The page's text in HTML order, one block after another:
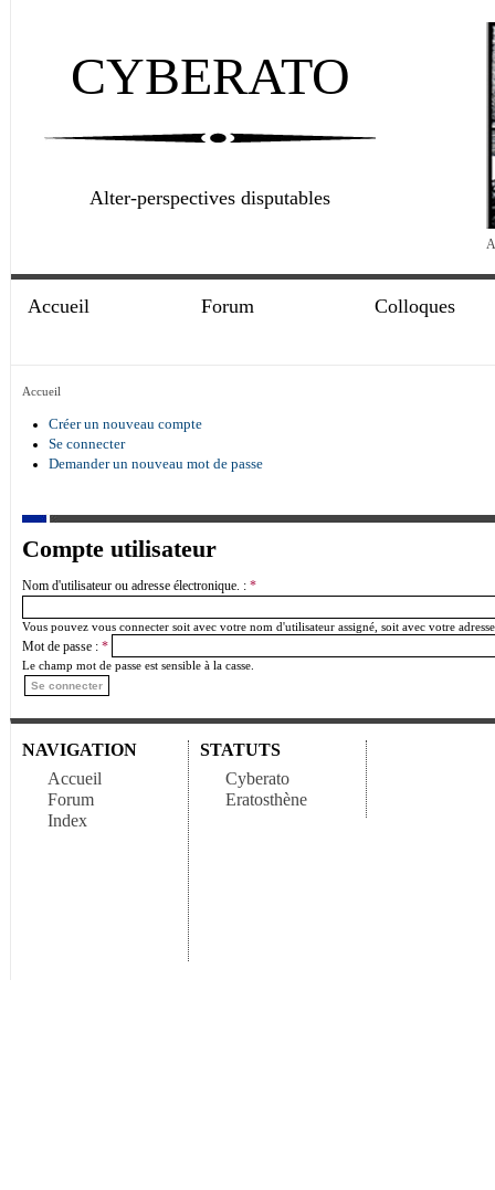
CYBERATO
Alter-perspectives disputables
Accueil Forum Colloques
Accueil
Créer un nouveau compte
Se connecter
Demander un nouveau mot de passe
Compte utilisateur
Nom d'utilisateur ou adresse électronique. : *
Vous pouvez vous connecter soit avec votre nom d'utilisateur assigné, soit avec votre
Mot de passe : *
Le champ mot de passe est sensible à la casse.
NAVIGATION
Accueil
Forum
Index
STATUTS
Cyberato
Eratosthène